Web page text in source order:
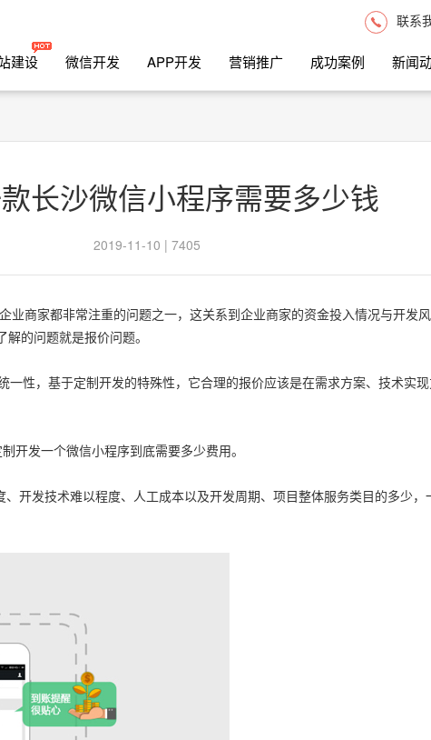
联系
建设 微信开发 APP开发 营销推广 成功案例 新闻
长沙微信小程序需要多少钱
2019-11-10 | 7405
业商家都非常注重的问题之一，这关系到企业商家的资金投入情况与开发
的问题就是报价问题。
性，基于定制开发的特殊性，它合理的报价应该是在需求方案、技术实
开发一个微信小程序到底需要多少费用。
开发技术难以程度、人工成本以及开发周期、项目整体服务类目的多少